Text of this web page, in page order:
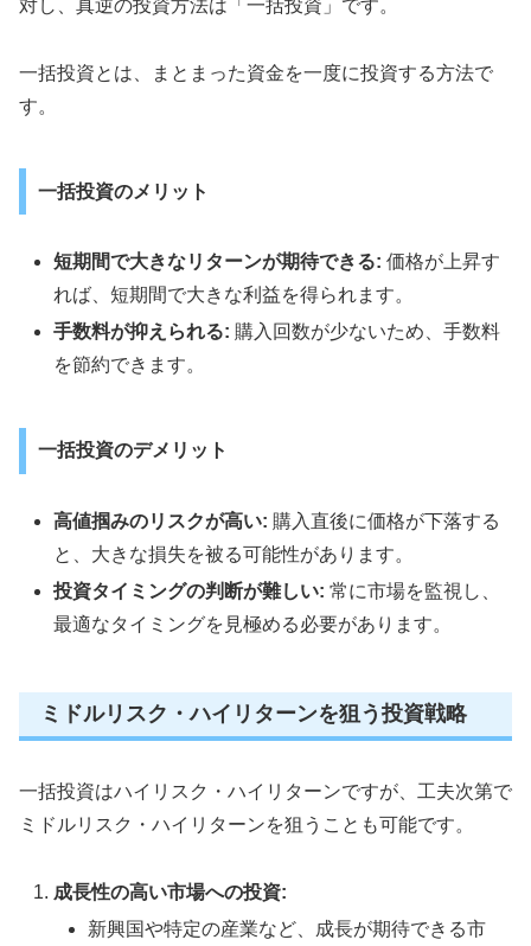
対し、真逆の投資方法は「一括投資」です。
一括投資とは、まとまった資金を一度に投資する方法で
す。
一括投資のメリット
短期間で大きなリターンが期待できる: 価格が上昇す
れば、短期間で大きな利益を得られます。
手数料が抑えられる: 購入回数が少ないため、手数料
を節約できます。
一括投資のデメリット
高値掴みのリスクが高い: 購入直後に価格が下落する
と、大きな損失を被る可能性があります。
投資タイミングの判断が難しい: 常に市場を監視し、
最適なタイミングを見極める必要があります。
ミドルリスク・ハイリターンを狙う投資戦略
一括投資はハイリスク・ハイリターンですが、工夫次第で
ミドルリスク・ハイリターンを狙うことも可能です。
成長性の高い市場への投資:
新興国や特定の産業など、成長が期待できる市